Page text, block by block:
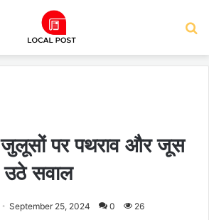
जुलूसों पर पथराव और जूस
उठे सवाल
September 25, 2024 0 26